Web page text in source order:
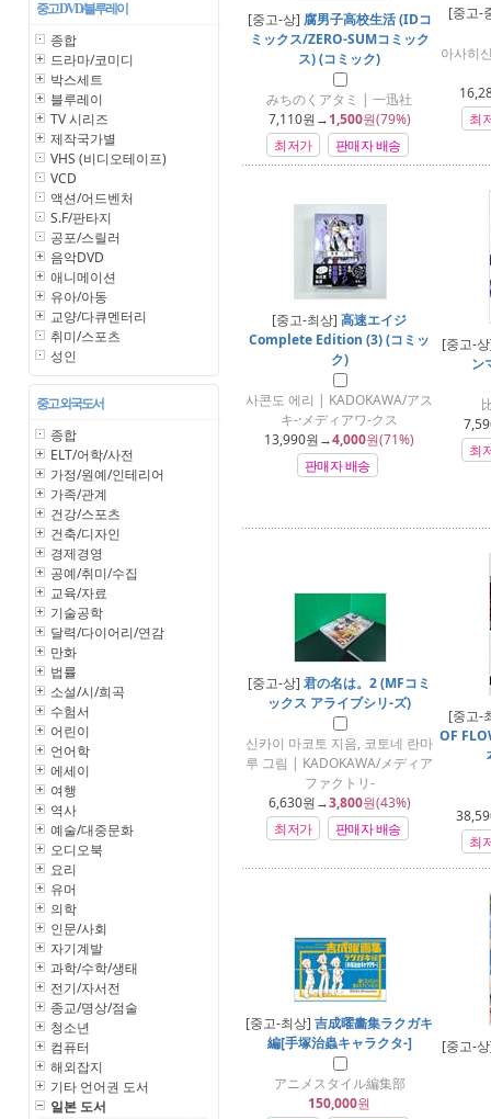
중고 DVD/블루레이
종합
드라마/코미디
박스세트
블루레이
TV 시리즈
제작국가별
VHS (비디오테이프)
VCD
액션/어드벤처
S.F/판타지
공포/스릴러
음악DVD
애니메이션
유아/아동
교양/다큐멘터리
취미/스포츠
성인
중고 외국도서
종합
ELT/어학/사전
가정/원예/인테리어
가족/관계
건강/스포츠
건축/디자인
경제경영
공예/취미/수집
교육/자료
기술공학
달력/다이어리/연감
만화
법률
소설/시/희곡
수험서
어린이
언어학
에세이
여행
역사
예술/대중문화
오디오북
요리
유머
의학
인문/사회
자기계발
과학/수학/생태
전기/자서전
종교/명상/점술
청소년
컴퓨터
해외잡지
기타 언어권 도서
일본 도서
[중고-상] 腐男子高校生活 (IDコ
ミックス/ZERO-SUMコミック
ス) (コミック)
みちのくアタミ | 一迅社
7,110원→1,500원(79%)
최저가
판매자 배송
[중고-
아사히
최
[중고-최상]高速エイジ
Complete Edition (3) (コミッ
ク)
사콘도 에리 | KADOKAWA/アス
キ-·メディアワ-クス
13,990원→4,000원(71%)
판매자 배송
[중고-
ン
최
[중고-상]君の名は。2 (MFコミ
ックス アライブシリ-ズ)
신카이 마코토 지음, 코토네 란마
루 그림 | KADOKAWA/メディア
ファクトリ-
6,630원→3,800원(43%)
최저가
판매자 배송
[중고-
OF
최
[중고-최상]吉成曜畵集ラクガキ
編[手塚治蟲キャラクタ-]
アニメスタイル編集部
150,000원
[중고-